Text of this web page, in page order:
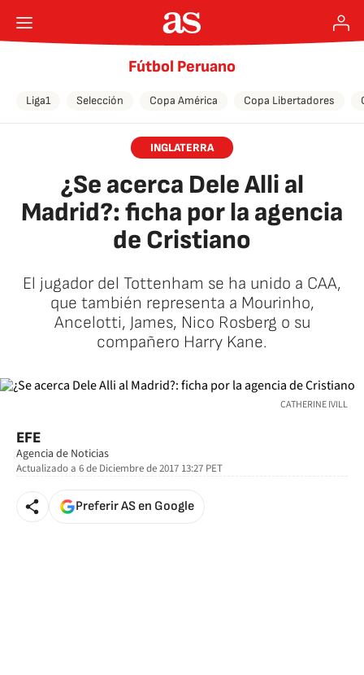
Fútbol Peruano
Liga1 Selección Copa América Copa Libertadores
INGLATERRA
¿Se acerca Dele Alli al
Madrid?: ficha por la agencia
de Cristiano
El jugador del Tottenham se ha unido a CAA,
que también representa a Mourinho,
Ancelotti, James, Nico Rosberg o su
compañero Harry Kane.
CATHERINE IVILL
EFE
Agencia de Noticias
Actualizado a 6 de Diciembre de 2017 13:27 PET
Preferir AS en Google